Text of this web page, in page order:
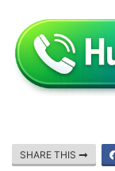
SHARE THIS